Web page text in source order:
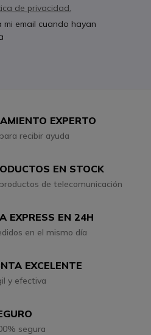
de privacidad.
mi email cuando hayan
EXPERTO
recibir ayuda
EN STOCK
de telecomunicación
EXPRESS EN 24H
en el mismo día
EXCELENTE
y efectiva
segura